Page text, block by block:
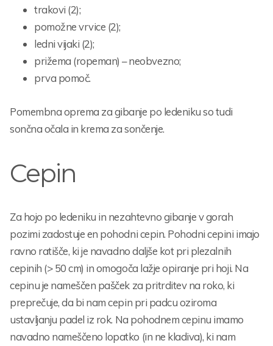
trakovi (2);
pomožne vrvice (2);
ledni vijaki (2);
prižema (ropeman) – neobvezno;
prva pomoč.
Pomembna oprema za gibanje po ledeniku so tudi
sončna očala in krema za sončenje.
Cepin
Za hojo po ledeniku in nezahtevno gibanje v gorah
pozimi zadostuje en pohodni cepin. Pohodni cepini imajo
ravno ratišče, ki je navadno daljše kot pri plezalnih
cepinih (> 50 cm) in omogoča lažje opiranje pri hoji. Na
cepinu je nameščen pašček za pritrditev na roko, ki
preprečuje, da bi nam cepin pri padcu oziroma
ustavljanju padel iz rok. Na pohodnem cepinu imamo
navadno nameščeno lopatko (in ne kladiva), ki nam